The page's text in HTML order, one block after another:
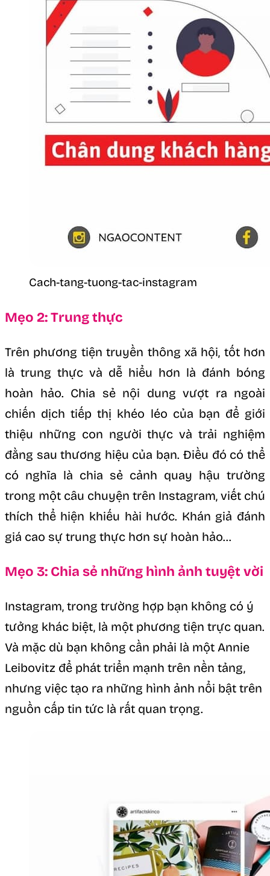
Cach-tang-tuong-tac-instagram
Mẹo 2: Trung thực
Trên phương tiện truyền thông xã hội, tốt hơn
là trung thực và dễ hiểu hơn là đánh bóng
hoàn hảo. Chia sẻ nội dung vượt ra ngoài
chiến dịch tiếp thị khéo léo của bạn để giới
thiệu những con người thực và trải nghiệm
đằng sau thương hiệu của bạn. Điều đó có thể
có nghĩa là chia sẻ cảnh quay hậu trường
trong một câu chuyện trên Instagram, viết chú
thích thể hiện khiếu hài hước. Khán giả đánh
giá cao sự trung thực hơn sự hoàn hảo…
Mẹo 3: Chia sẻ những hình ảnh tuyệt vời
Instagram, trong trường hợp bạn không có ý
tưởng khác biệt, là một phương tiện trực quan.
Và mặc dù bạn không cần phải là một Annie
Leibovitz để phát triển mạnh trên nền tảng,
nhưng việc tạo ra những hình ảnh nổi bật trên
nguồn cấp tin tức là rất quan trọng.